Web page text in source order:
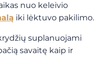
nuo keleivio
iki lėktuvo pakilimo.
suplanuojami
savaitę kaip ir